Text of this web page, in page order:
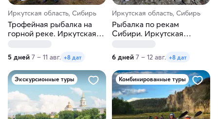
Иркутская область, Сибирь
Трофейная рыбалка на
горной реке. Иркутская
5 дней 7 – 11 авг. +8 дат
Иркутская область, Сибирь
Рыбалка по рекам
Сибири. Иркутская
6 дней 7 – 12 авг. +8 дат
Экскурсионные туры Комбинированные туры